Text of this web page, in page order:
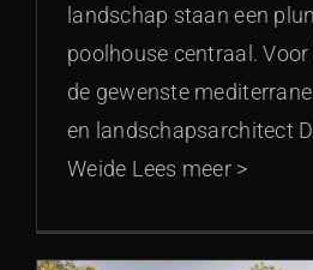
landschap staan een
poolhouse centraal.
de gewenste
en landschapsarchitect
Weide Lees meer >